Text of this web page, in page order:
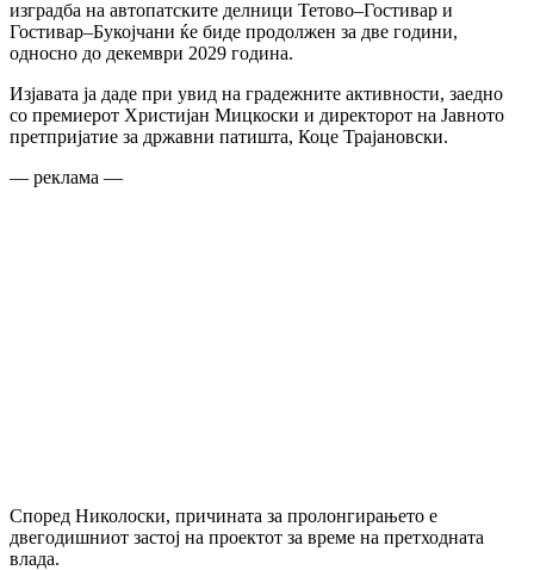
изградба на автопатските делници Тетово–Гостивар и
Гостивар–Букојчани ќе биде продолжен за две години,
односно до декември 2029 година.
Изјавата ја даде при увид на градежните активности, заедно
со премиерот Христијан Мицкоски и директорот на Јавното
претпријатие за државни патишта, Коце Трајановски.
— реклама —
Според Николоски, причината за пролонгирањето е
двегодишниот застој на проектот за време на претходната
влада.